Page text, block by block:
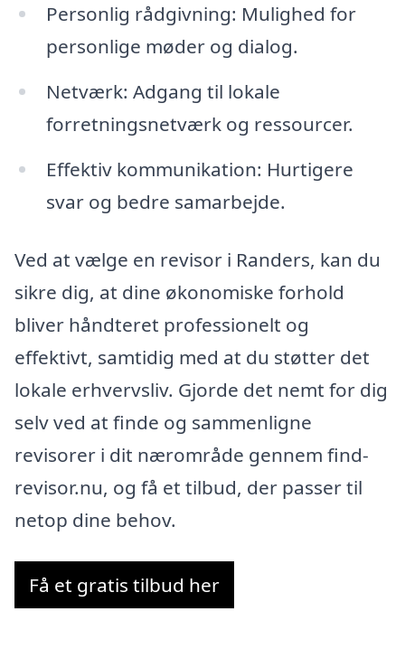
Personlig rådgivning: Mulighed for
personlige møder og dialog.
Netværk: Adgang til lokale
forretningsnetværk og ressourcer.
Effektiv kommunikation: Hurtigere
svar og bedre samarbejde.
Ved at vælge en revisor i Randers, kan du
sikre dig, at dine økonomiske forhold
bliver håndteret professionelt og
effektivt, samtidig med at du støtter det
lokale erhvervsliv. Gjorde det nemt for dig
selv ved at finde og sammenligne
revisorer i dit nærområde gennem find-
revisor.nu, og få et tilbud, der passer til
netop dine behov.
Få et gratis tilbud her